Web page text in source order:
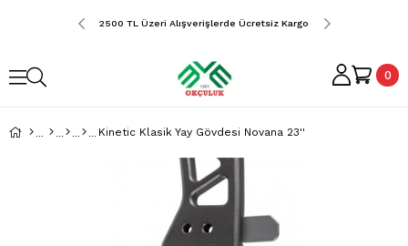
Ücretsiz Kargo 2500 TL Üzeri Alışverişlerde Ücretsiz Kargo 2500 TL Üzeri
0
Kinetic Klasik Yay Gövdesi Novana 23''